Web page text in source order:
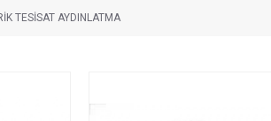
TESİSAT AYDINLATMA